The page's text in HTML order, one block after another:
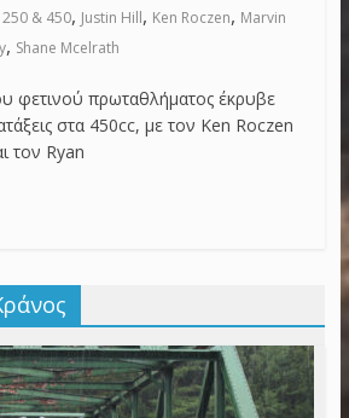
250 & 450, Justin Hill, Ken Roczen, Marvin
, Shane Mcelrath
φετινού πρωταθλήματος έκρυβε
στα 450cc, με τον Ken Roczen
τον Ryan